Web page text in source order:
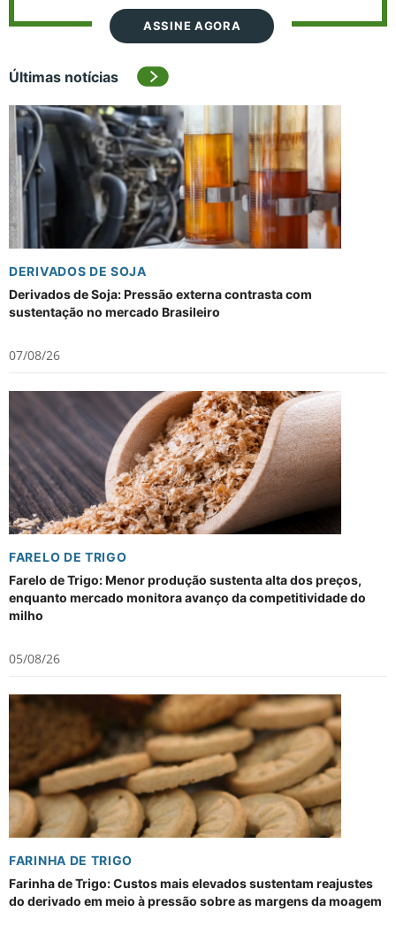
ASSINE AGORA
Últimas notícias
DERIVADOS DE SOJA
Derivados de Soja: Pressão externa contrasta com
sustentação no mercado Brasileiro
07/08/26
FARELO DE TRIGO
Farelo de Trigo: Menor produção sustenta alta dos preços,
enquanto mercado monitora avanço da competitividade do
milho
05/08/26
FARINHA DE TRIGO
Farinha de Trigo: Custos mais elevados sustentam reajustes
do derivado em meio à pressão sobre as margens da moagem